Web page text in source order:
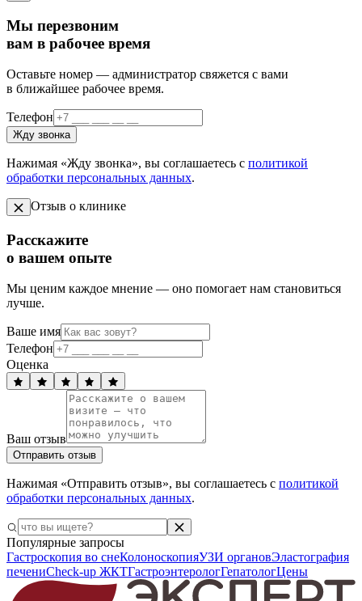
Мы перезвоним
вам в рабочее время
Оставьте номер — администратор свяжется с вами
в ближайшее рабочее время.
Телефон
Жду звонка
Нажимая «Жду звонка», вы соглашаетесь с политикой
обработки персональных данных.
Отзыв о клинике
Расскажите
о вашем опыте
Мы ценим каждое мнение — оно помогает нам становиться
лучше.
Ваше имя
Телефон
Оценка
Ваш отзыв
Отправить отзыв
Нажимая «Отправить отзыв», вы соглашаетесь с политикой
обработки персональных данных.
Популярные запросы
Гастроскопия во снеКолоноскопияУЗИ органовЭластография
печениCheck-up ЖКТГастроэнтерологГепатологЦены